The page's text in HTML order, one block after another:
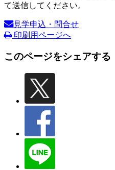
て送信してください。
見学申込・問合せ
印刷用ページへ
このページをシェアする